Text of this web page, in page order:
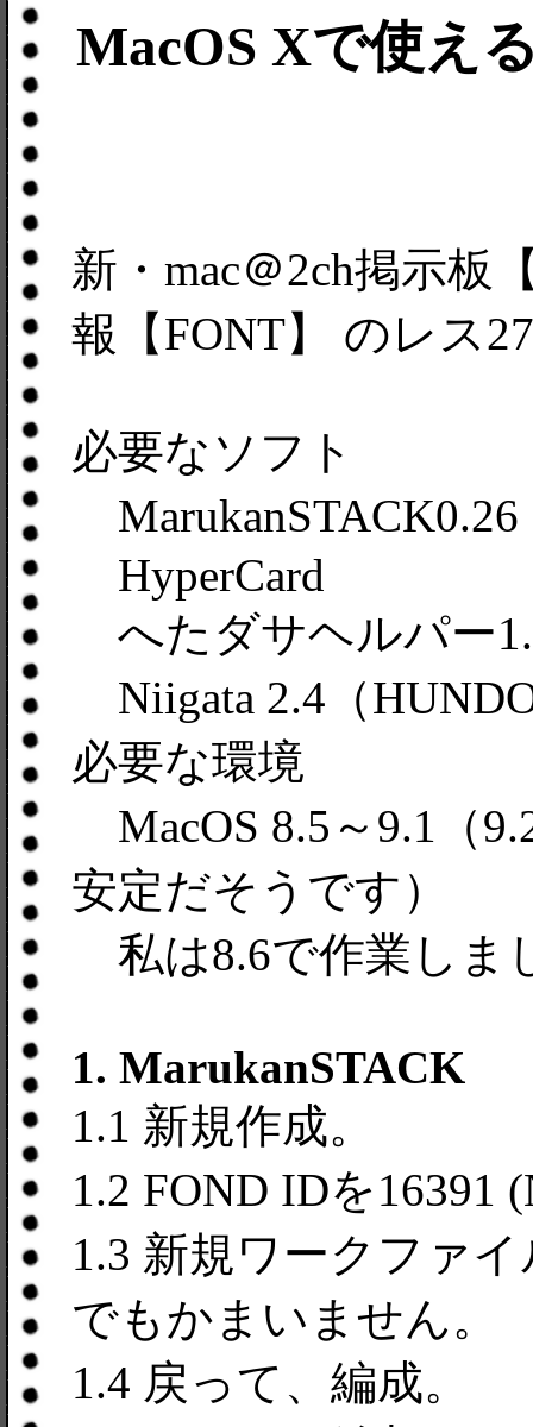
MacOS Xで使え
新・mac＠2ch掲示板
報【FONT】 のレス
必要なソフト
MarukanSTACK0.26
HyperCard
へたダサヘルパー
Niigata 2.4（
必要な環境
MacOS 8.5～9.1（
安定だそうです）
私は8.6で作業しま
1. MarukanSTACK
1.1 新規作成。
1.2 FOND IDを16391
1.3 新規ワークファ
でもかまいません。
1.4 戻って、編成。